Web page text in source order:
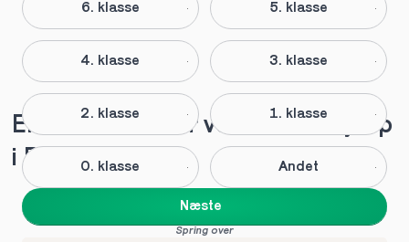
6. klasse 5. klasse
4. klasse 3. klasse
2. klasse 1. klasse
0. klasse Andet
Næste
Spring over
Elever anbefaler vores lektiehjælp
i Brejning